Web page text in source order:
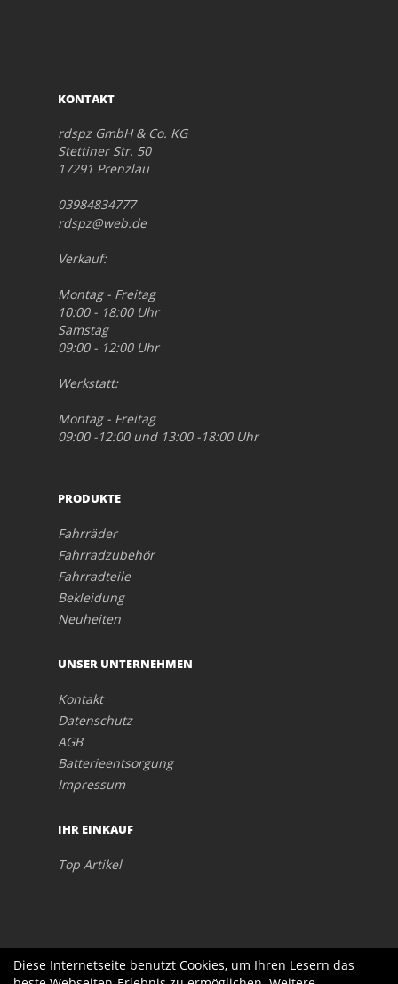
KONTAKT
rdspz GmbH & Co. KG
Stettiner Str. 50
17291 Prenzlau
03984834777
rdspz@web.de
Verkauf:
Montag - Freitag
10:00 - 18:00 Uhr
Samstag
09:00 - 12:00 Uhr
Werkstatt:
Montag - Freitag
09:00 -12:00 und 13:00 -18:00 Uhr
PRODUKTE
Fahrräder
Fahrradzubehör
Fahrradteile
Bekleidung
Neuheiten
UNSER UNTERNEHMEN
Kontakt
Datenschutz
AGB
Batterieentsorgung
Impressum
IHR EINKAUF
Top Artikel
Diese Internetseite benutzt Cookies, um Ihren Lesern das